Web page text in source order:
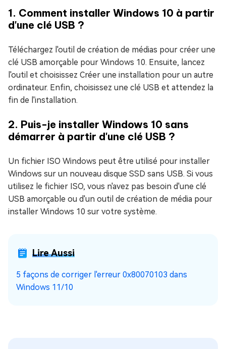
1. Comment installer Windows 10 à partir
d'une clé USB ?
Téléchargez l'outil de création de médias pour créer une
clé USB amorçable pour Windows 10. Ensuite, lancez
l'outil et choisissez Créer une installation pour un autre
ordinateur. Enfin, choisissez une clé USB et attendez la
fin de l'installation.
2. Puis-je installer Windows 10 sans
démarrer à partir d'une clé USB ?
Un fichier ISO Windows peut être utilisé pour installer
Windows sur un nouveau disque SSD sans USB. Si vous
utilisez le fichier ISO, vous n'avez pas besoin d'une clé
USB amorçable ou d'un outil de création de média pour
installer Windows 10 sur votre système.
Lire Aussi
5 façons de corriger l'erreur 0x80070103 dans
Windows 11/10